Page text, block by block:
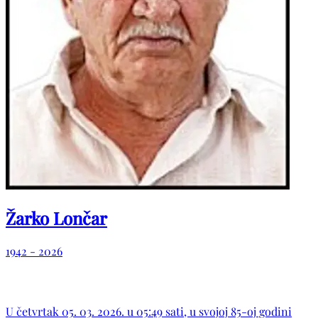
Žarko Lončar
1942 - 2026
U četvrtak 05. 03. 2026. u 05:49 sati, u svojoj 85-oj godini